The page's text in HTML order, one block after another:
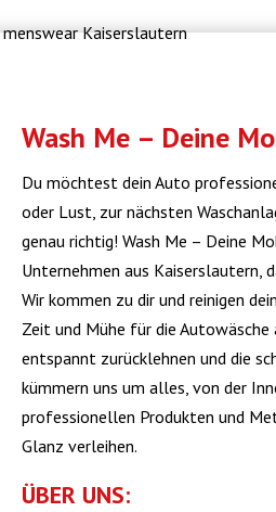
Wash Me – Deine
Du möchtest dein Auto
oder Lust, zur nächsten
genau richtig! Wash Me – Deine
Unternehmen aus Kaiserslautern,
Wir kommen zu dir und reinigen
Zeit und Mühe für die
entspannt zurücklehnen und die
kümmern uns um alles, von der
professionellen Produkten und
Glanz verleihen.
ÜBER UNS: